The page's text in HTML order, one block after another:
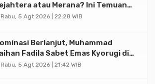
atau Merana? Ini Temuan
Paramadina
Rabu, 5 Agt 2026 | 22:28 WIB
Berlanjut, Muhammad
Fadila Sabet Emas Kyorugi di
Taekwondo Indonesia Open
Rabu, 5 Agt 2026 | 21:42 WIB